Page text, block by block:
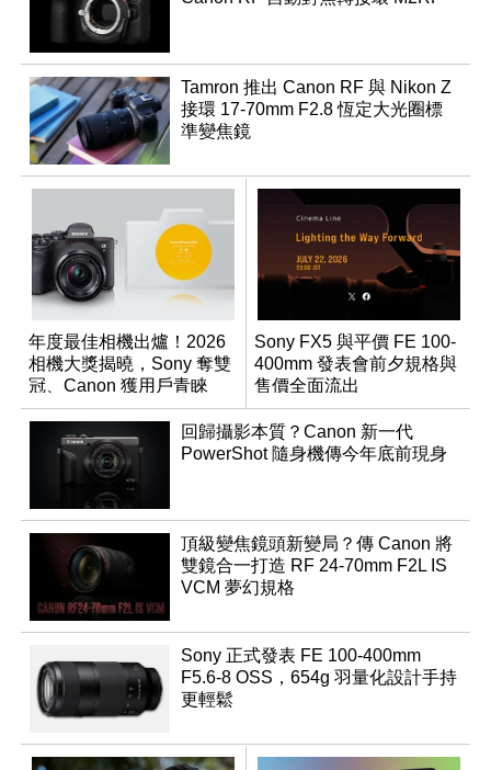
Tamron 推出 Canon RF 與 Nikon Z
接環 17-70mm F2.8 恆定大光圈標
準變焦鏡
年度最佳相機出爐！2026
相機大獎揭曉，Sony 奪雙
冠、Canon 獲用戶青睞
Sony FX5 與平價 FE 100-
400mm 發表會前夕規格與
售價全面流出
回歸攝影本質？Canon 新一代
PowerShot 隨身機傳今年底前現身
頂級變焦鏡頭新變局？傳 Canon 將
雙鏡合一打造 RF 24-70mm F2L IS
VCM 夢幻規格
Sony 正式發表 FE 100-400mm
F5.6-8 OSS，654g 羽量化設計手持
更輕鬆